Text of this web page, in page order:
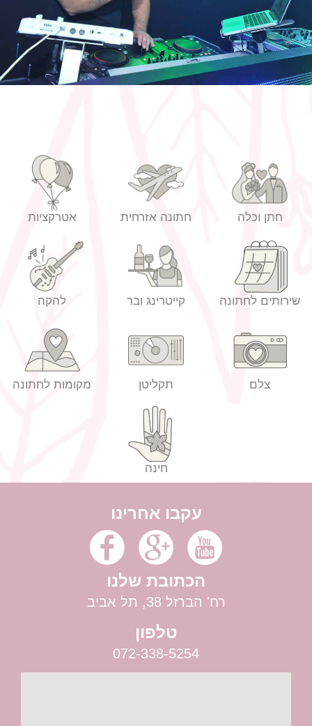
חתן וכלה חתונה אזרחית אטרקציות
שירותים לחתונה קייטרינג ובר להקה
צלם תקליטן מקומות לחתונה
חינה
עקבו אחרינו
הכתובת שלנו
רח' הברזל 38, תל אביב
טלפון
072-338-5254